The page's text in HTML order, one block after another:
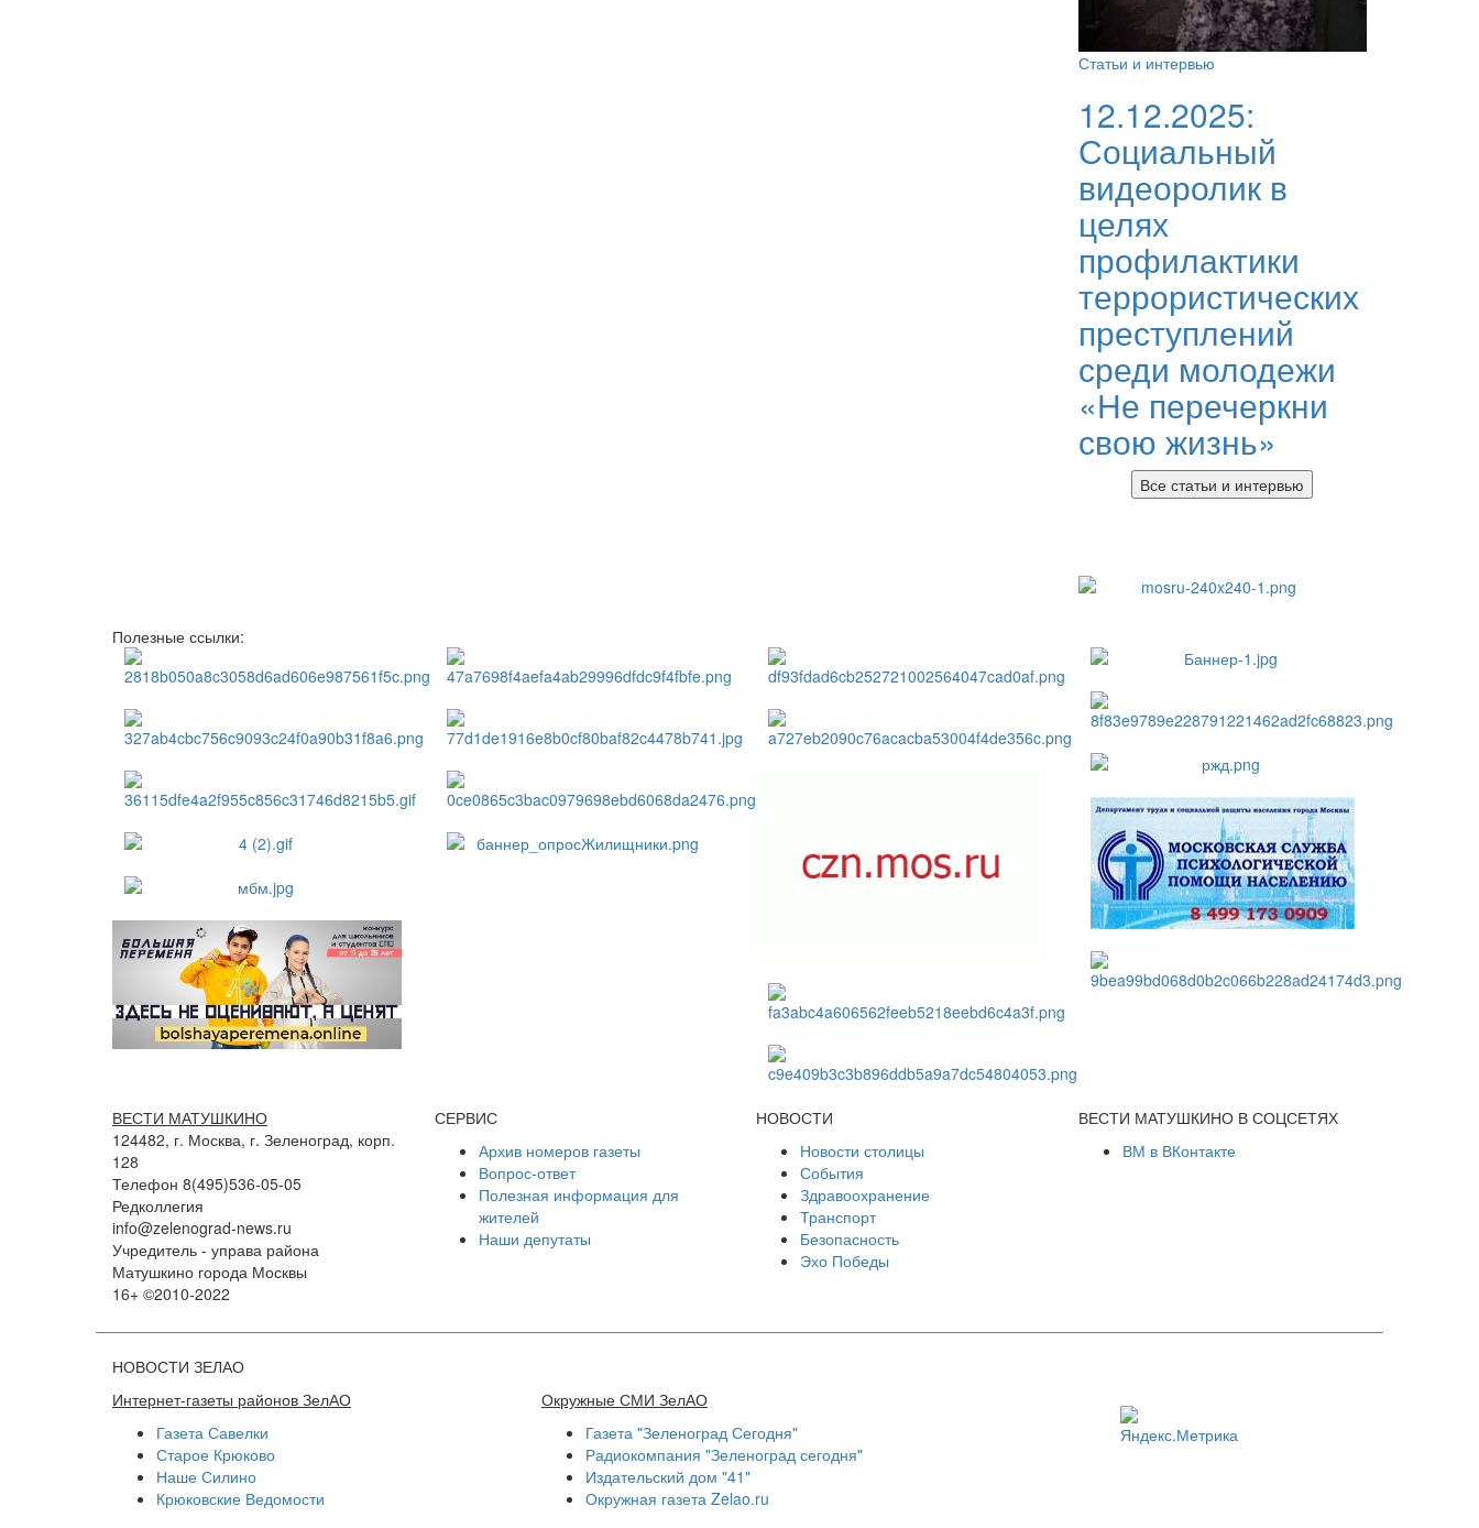
Статьи и интервью
12.12.2025:
Социальный
видеоролик в
целях
профилактики
террористических
преступлений
среди молодежи
«Не перечеркни
свою жизнь»
Все статьи и интервью
Полезные ссылки:
ВЕСТИ МАТУШКИНО
124482, г. Москва, г. Зеленоград, корп.
128
Телефон 8(495)536-05-05
Редколлегия
info@zelenograd-news.ru
Учредитель - управа района
Матушкино города Москвы
16+ ©2010-2022
СЕРВИС
Архив номеров газеты
Вопрос-ответ
Полезная информация для
жителей
Наши депутаты
НОВОСТИ
Новости столицы
События
Здравоохранение
Транспорт
Безопасность
Эхо Победы
ВЕСТИ МАТУШКИНО В СОЦСЕТЯХ
ВМ в ВКонтакте
НОВОСТИ ЗЕЛАО
Интернет-газеты районов ЗелАО
Газета Савелки
Старое Крюково
Наше Силино
Крюковские Ведомости
Окружные СМИ ЗелАО
Газета "Зеленоград Сегодня"
Радиокомпания "Зеленоград сегодня"
Издательский дом "41"
Окружная газета Zelao.ru